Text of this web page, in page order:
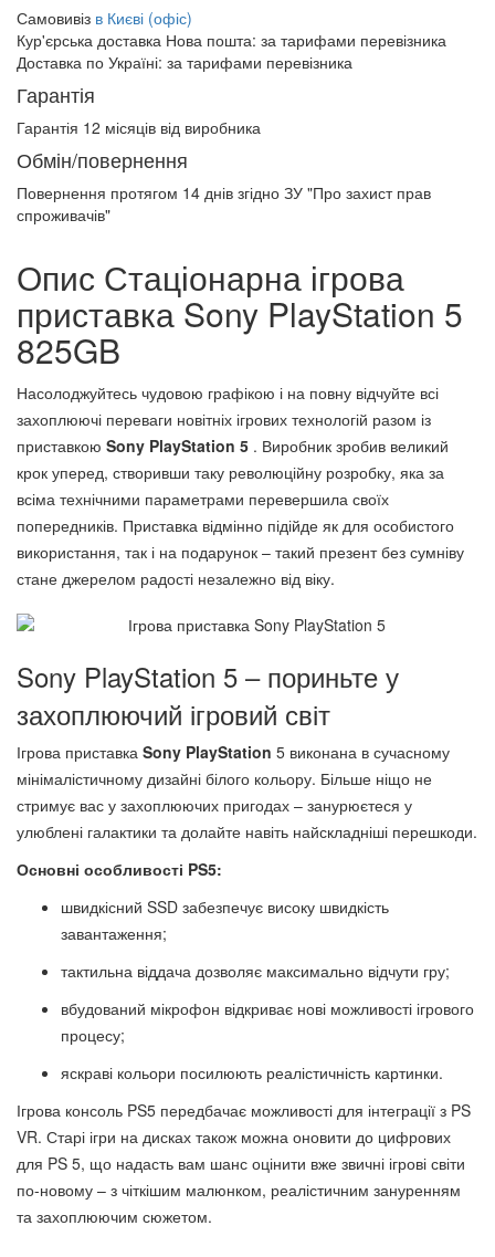
Самовивіз в Києві (офіс)
Кур'єрська доставка Нова пошта: за тарифами перевізника
Доставка по Україні: за тарифами перевізника
Гарантія
Гарантія 12 місяців від виробника
Обмін/повернення
Повернення протягом 14 днів згідно ЗУ "Про захист прав
спроживачів"
Опис Стаціонарна ігрова
приставка Sony PlayStation 5
825GB
Насолоджуйтесь чудовою графікою і на повну відчуйте всі
захоплюючі переваги новітніх ігрових технологій разом із
приставкою Sony PlayStation 5 . Виробник зробив великий
крок уперед, створивши таку революційну розробку, яка за
всіма технічними параметрами перевершила своїх
попередників. Приставка відмінно підійде як для особистого
використання, так і на подарунок – такий презент без сумніву
стане джерелом радості незалежно від віку.
Sony PlayStation 5 – пориньте у
захоплюючий ігровий світ
Ігрова приставка Sony PlayStation 5 виконана в сучасному
мінімалістичному дизайні білого кольору. Більше ніщо не
стримує вас у захоплюючих пригодах – занурюєтеся у
улюблені галактики та долайте навіть найскладніші перешкоди.
Основні особливості PS5:
швидкісний SSD забезпечує високу швидкість
завантаження;
тактильна віддача дозволяє максимально відчути гру;
вбудований мікрофон відкриває нові можливості ігрового
процесу;
яскраві кольори посилюють реалістичність картинки.
Ігрова консоль PS5 передбачає можливості для інтеграції з PS
VR. Старі ігри на дисках також можна оновити до цифрових
для PS 5, що надасть вам шанс оцінити вже звичні ігрові світи
по-новому – з чіткішим малюнком, реалістичним зануренням
та захоплюючим сюжетом.